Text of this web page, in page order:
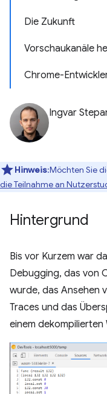
Die Zukunft
Vorschaukanäle
Chrome-
Ingvar
Hinweis:Möchten Sie
die Teilnahme an
Hintergrund
Bis vor Kurzem war
Debugging, das von
wurde, das Ansehen
Traces und das
einem